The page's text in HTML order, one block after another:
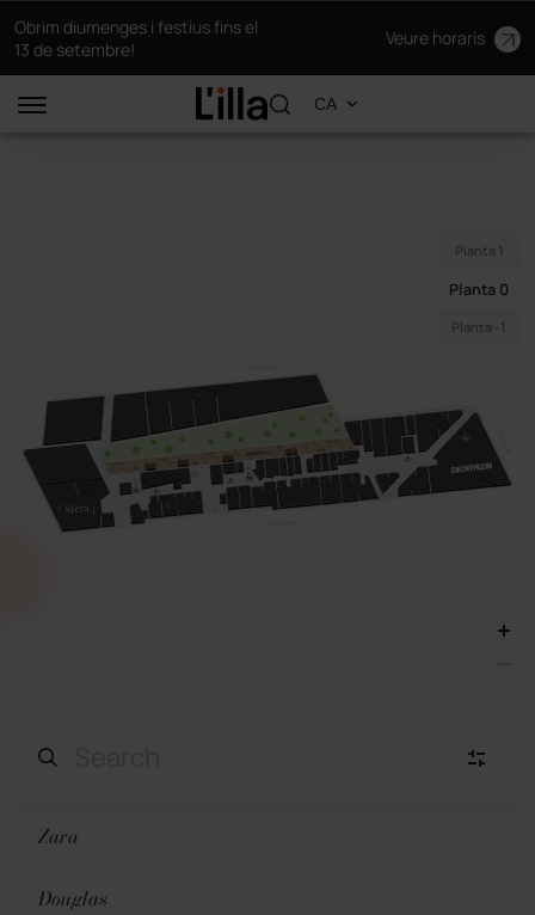
Obrim diumenges i festius fins el
13 de setembre!
Veure horaris
Planta 1
Planta 0
Planta -1
Zara
Douglas